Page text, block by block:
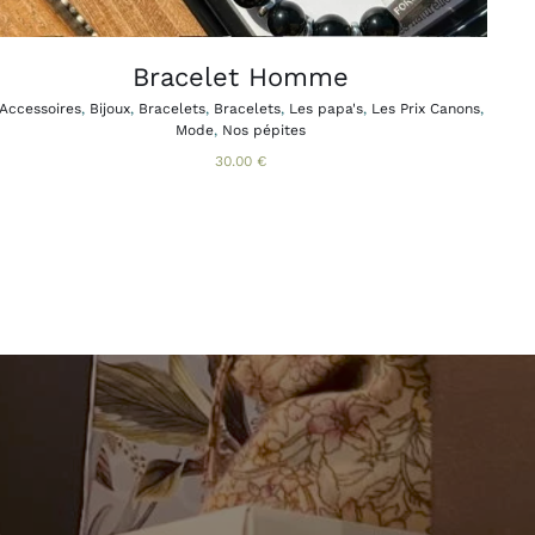
SUR
LA
DU
PRODUIT
Bracelet Homme
, Bijoux, Bracelets, Bracelets, Les papa's, Les Prix Canons,
Mode, Nos pépites
30.00 €